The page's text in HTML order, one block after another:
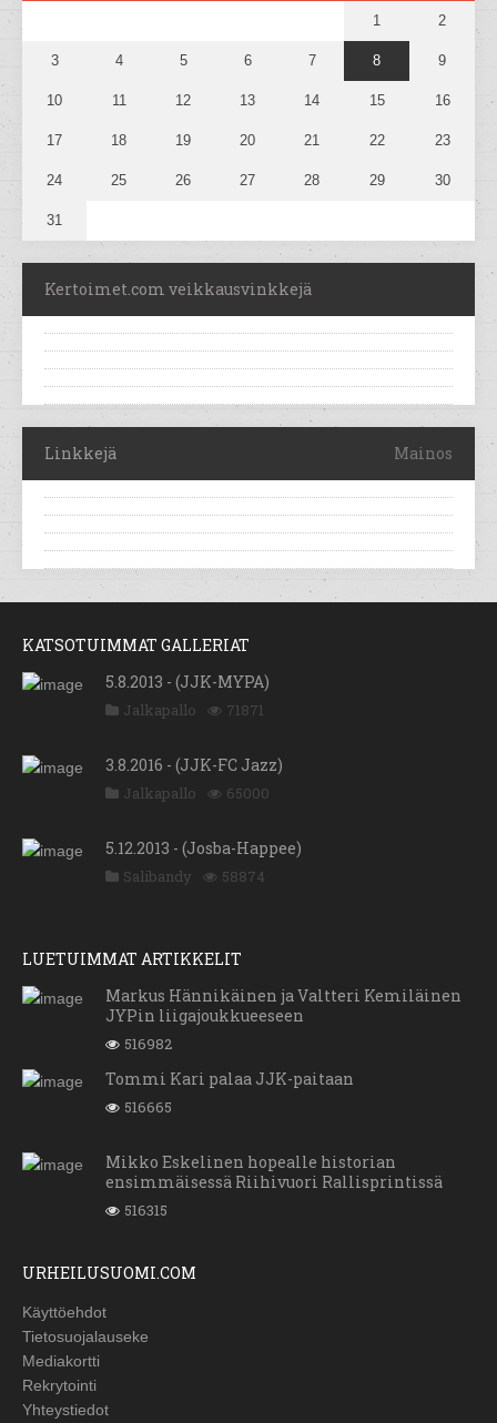
1 2
3 4 5 6 7 8 9
10 11 12 13 14 15 16
17 18 19 20 21 22 23
24 25 26 27 28 29 30
31
Kertoimet.com veikkausvinkkejä
Linkkejä Mainos
KATSOTUIMMAT GALLERIAT
5.8.2013 - (JJK-MYPA)
Jalkapallo 71871
3.8.2016 - (JJK-FC Jazz)
Jalkapallo 65000
5.12.2013 - (Josba-Happee)
Salibandy 58874
LUETUIMMAT ARTIKKELIT
Markus Hännikäinen ja Valtteri Kemiläinen
JYPin liigajoukkueeseen
516982
Tommi Kari palaa JJK-paitaan
516665
Mikko Eskelinen hopealle historian
ensimmäisessä Riihivuori Rallisprintissä
516315
URHEILUSUOMI.COM
Käyttöehdot
Tietosuojalauseke
Mediakortti
Rekrytointi
Yhteystiedot